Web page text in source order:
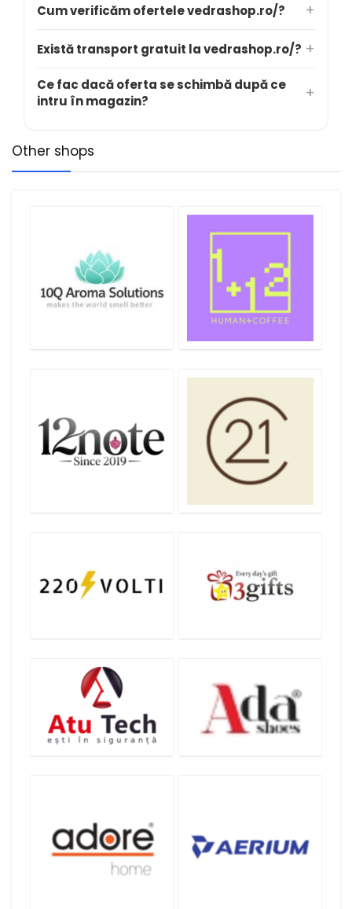
Cum verificăm ofertele vedrashop.ro/?
Există transport gratuit la vedrashop.ro/?
Ce fac dacă oferta se schimbă după ce
intru în magazin?
Other shops